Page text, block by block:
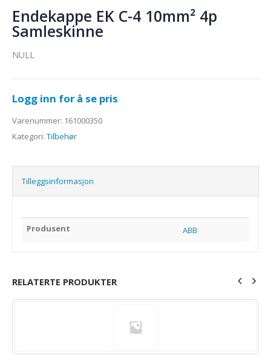
Endekappe EK C-4 10mm² 4p
Samleskinne
NULL
Logg inn for å se pris
Varenummer: 161000350
Kategori: Tilbehør
Tilleggsinformasjon
Produsent ABB
RELATERTE PRODUKTER